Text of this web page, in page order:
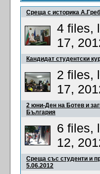
Среща с историка
4 files,
17,
Кандидат студентски
2 files,
17,
2 юни-Ден на Ботев и
България
6 files,
12,
Среща със студенти и
5.06.2012